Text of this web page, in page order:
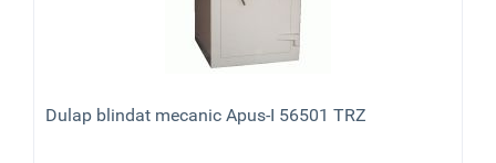
Dulap blindat mecanic Apus-I 56501 TRZ